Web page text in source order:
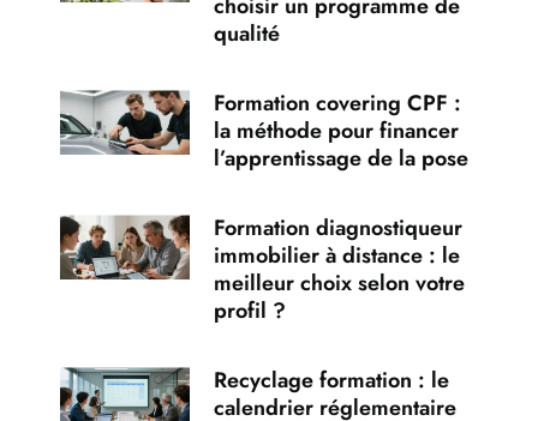
qualité
Formation covering CPF :
la méthode pour financer
l’apprentissage de la pose
Formation diagnostiqueur
immobilier à distance : le
meilleur choix selon votre
profil ?
Recyclage formation : le
calendrier réglementaire